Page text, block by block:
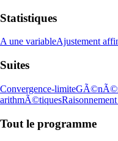
Statistiques
A une variableAjustement
Suites
Convergence-limite
arithmÃ©tiques
Tout le programme